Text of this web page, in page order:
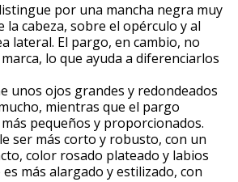
por una mancha negra muy
la cabeza, sobre el opérculo y al
lateral. El pargo, en cambio, no
lo que ayuda a diferenciarlos
unos ojos grandes y redondeados
mientras que el pargo
pequeños y proporcionados.
ser más corto y robusto, con un
color rosado plateado y labios
más alargado y estilizado, con